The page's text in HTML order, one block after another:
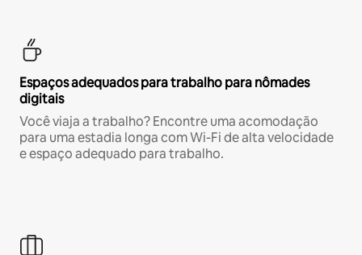
Espaços adequados para trabalho para nômades
digitais
Você viaja a trabalho? Encontre uma acomodação
para uma estadia longa com Wi-Fi de alta velocidade
e espaço adequado para trabalho.